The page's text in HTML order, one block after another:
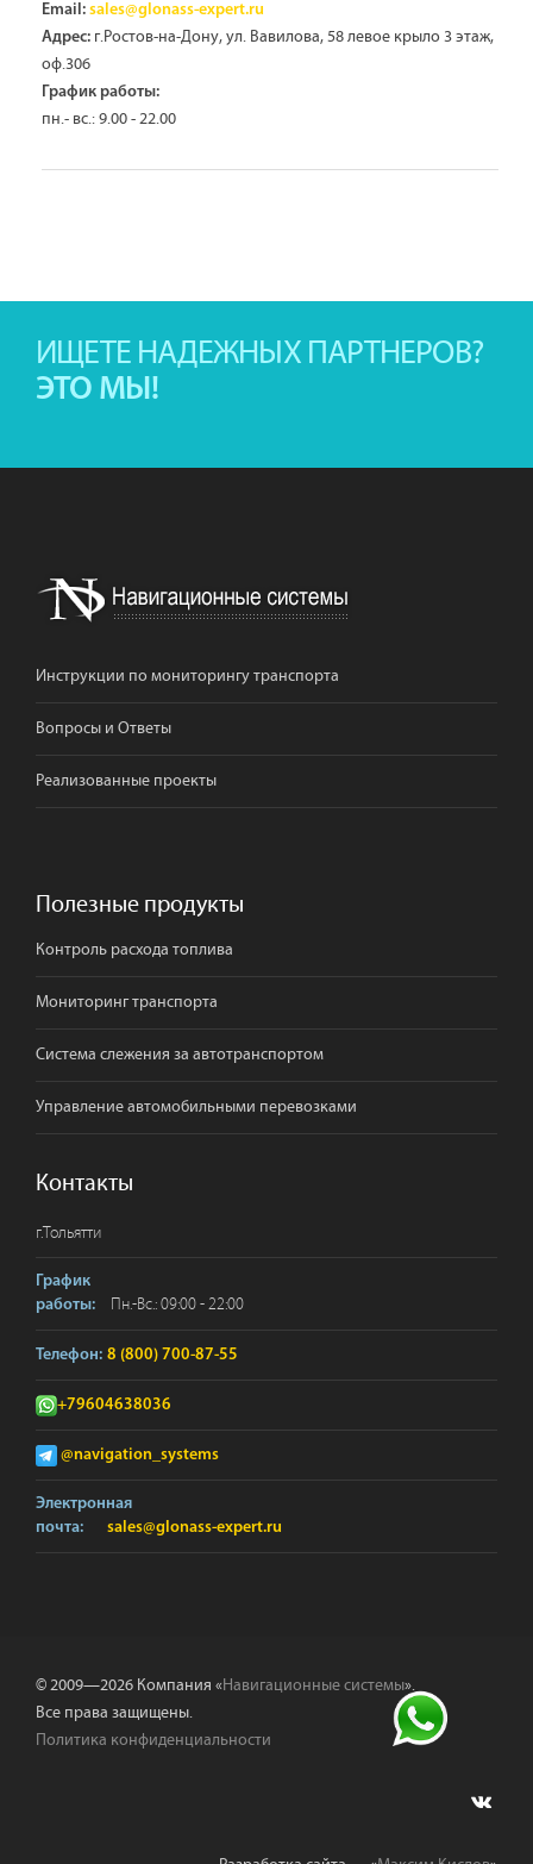
Email: sales@glonass-expert.ru
Адрес: г.Ростов-на-Дону, ул. Вавилова, 58 левое крыло 3 этаж,
оф.306
График работы:
пн.- вс.: 9.00 - 22.00
ИЩЕТЕ НАДЕЖНЫХ ПАРТНЕРОВ?
ЭТО МЫ!
Инструкции по мониторингу транспорта
Вопросы и Ответы
Реализованные проекты
Полезные продукты
Контроль расхода топлива
Мониторинг транспорта
Система слежения за автотранспортом
Управление автомобильными перевозками
Контакты
г.Тольятти
График
работы:
Пн.-Вс.: 09:00 - 22:00
Телефон: 8 (800) 700-87-55
+79604638036
@navigation_systems
Электронная
почта:
sales@glonass-expert.ru
© 2009—2026 Компания «Навигационные системы».
Все права защищены.
Политика конфиденциальности